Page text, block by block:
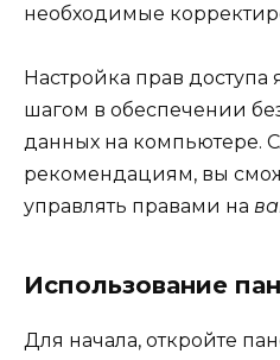
необходимые
Настройка прав доступа
шагом в обеспечении
данных на компьютере.
рекомендациям, вы
управлять правами на
Использование
Для начала, откройте